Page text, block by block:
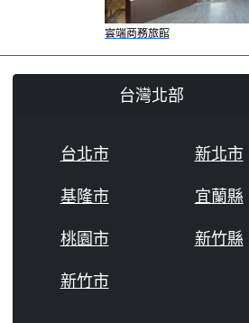
雲端商務旅館
台灣北部
台北市
新北市
基隆市
宜蘭縣
桃園市
新竹縣
新竹市